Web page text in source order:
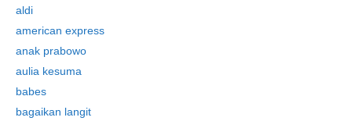
aldi
american express
anak prabowo
aulia kesuma
babes
bagaikan langit